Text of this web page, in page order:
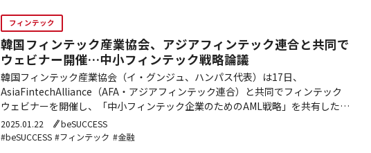
フィンテック
韓国フィンテック産業協会、アジアフィンテック連合と共同で
ウェビナー開催…中小フィンテック戦略論議
韓国フィンテック産業協会（イ・グンジュ、ハンパス代表）は17日、
AsiaFintechAlliance（AFA・アジアフィンテック連合）と共同でフィンテック
ウェビナーを開催し、「中小フィンテック企業のためのAML戦略」を共有した。
協会が、アジア14カ国が活動するAsiaFintechAll…
2025.01.22
beSUCCESS
#beSUCCESS #フィンテック #金融